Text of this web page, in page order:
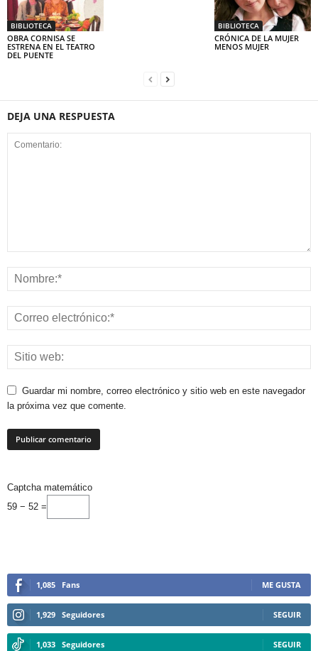
BIBLIOTECA
OBRA CORNISA SE
ESTRENA EN EL TEATRO
DEL PUENTE
BIBLIOTECA
CRÓNICA DE LA MUJER
MENOS MUJER
DEJA UNA RESPUESTA
Guardar mi nombre, correo electrónico y sitio web en este navegador
la próxima vez que comente.
Captcha matemático
59 − 52 =
1,085 Fans ME GUSTA
1,929 Seguidores SEGUIR
1,033 Seguidores SEGUIR